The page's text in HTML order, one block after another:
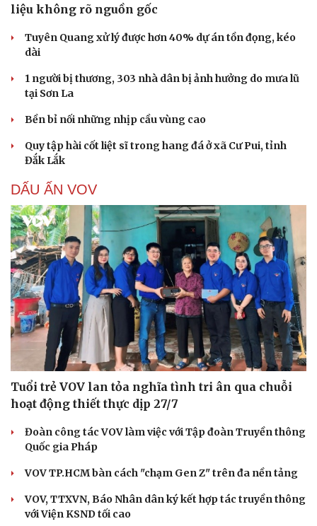
liệu không rõ nguồn gốc
Tuyên Quang xử lý được hơn 40% dự án tồn đọng, kéo
dài
1 người bị thương, 303 nhà dân bị ảnh hưởng do mưa lũ
tại Sơn La
Bền bỉ nối những nhịp cầu vùng cao
Quy tập hài cốt liệt sĩ trong hang đá ở xã Cư Pui, tỉnh
Đắk Lắk
DẤU ẤN VOV
Tuổi trẻ VOV lan tỏa nghĩa tình tri ân qua chuỗi
hoạt động thiết thực dịp 27/7
Đoàn công tác VOV làm việc với Tập đoàn Truyền thông
Quốc gia Pháp
VOV TP.HCM bàn cách "chạm Gen Z" trên đa nền tảng
VOV, TTXVN, Báo Nhân dân ký kết hợp tác truyền thông
với Viện KSND tối cao